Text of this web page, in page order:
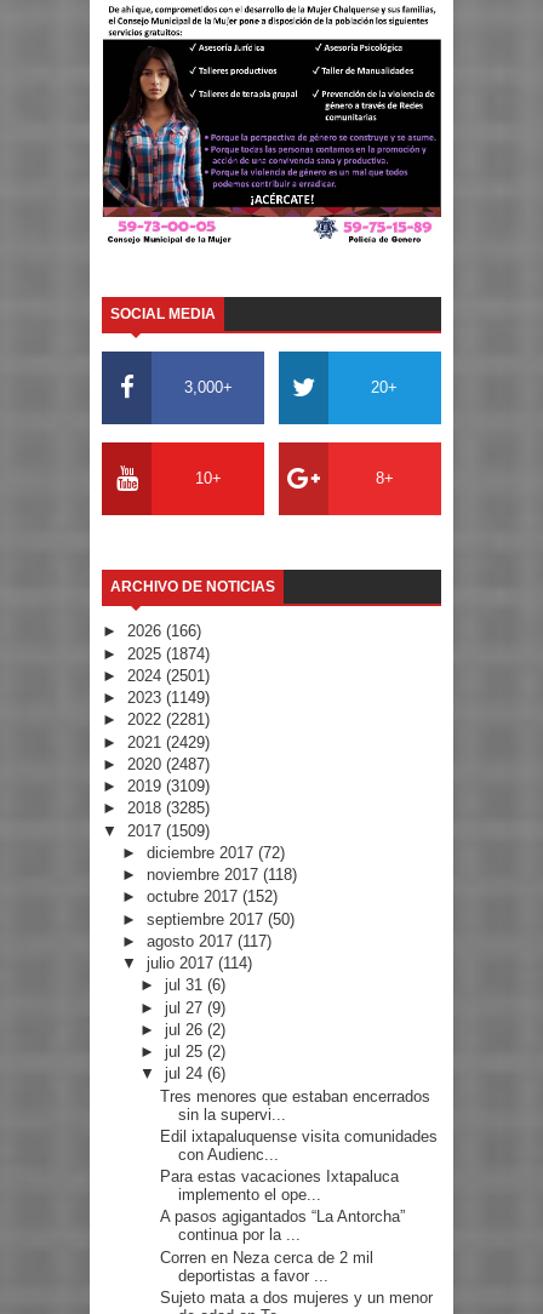
SOCIAL MEDIA
3,000+ 20+
10+ 8+
ARCHIVO DE NOTICIAS
► 2026 (166)
► 2025 (1874)
► 2024 (2501)
► 2023 (1149)
► 2022 (2281)
► 2021 (2429)
► 2020 (2487)
► 2019 (3109)
► 2018 (3285)
▼ 2017 (1509)
► diciembre 2017 (72)
► noviembre 2017 (118)
► octubre 2017 (152)
► septiembre 2017 (50)
► agosto 2017 (117)
▼ julio 2017 (114)
►jul 31(6)
►jul 27(9)
►jul 26(2)
►jul 25(2)
▼jul 24(6)
Tres menores que estaban encerrados
sin la supervi...
Edil ixtapaluquense visita comunidades
con Audienc...
Para estas vacaciones Ixtapaluca
implemento el ope...
A pasos agigantados “La Antorcha”
continua por la ...
Corren en Neza cerca de 2 mil
deportistas a favor ...
Sujeto mata a dos mujeres y un menor